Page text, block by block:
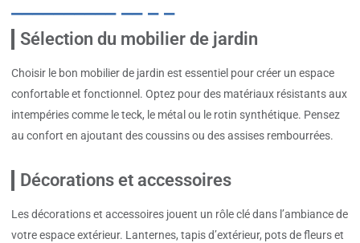
Sélection du mobilier de jardin
Choisir le bon mobilier de jardin est essentiel pour créer un espace
confortable et fonctionnel. Optez pour des matériaux résistants aux
intempéries comme le teck, le métal ou le rotin synthétique. Pensez
au confort en ajoutant des coussins ou des assises rembourrées.
Décorations et accessoires
Les décorations et accessoires jouent un rôle clé dans l’ambiance de
votre espace extérieur. Lanternes, tapis d’extérieur, pots de fleurs et